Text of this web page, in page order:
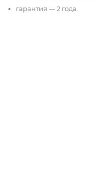
гарантия — 2 года.